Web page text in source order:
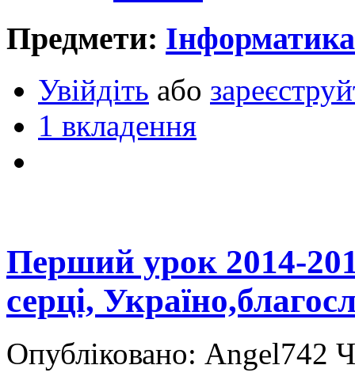
Предмети: Інформатика
Увійдіть або
1 вкладення
Перший урок 2014-
серці,
Опубліковано: Angel742